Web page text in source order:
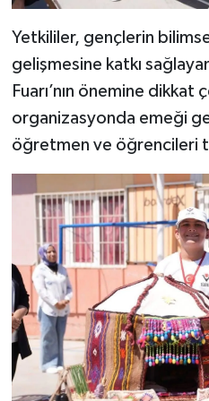
Yetkililer, gençlerin
gelişmesine katkı
Fuarı’nın önemine dikkat
organizasyonda emeği
öğretmen ve öğrencileri